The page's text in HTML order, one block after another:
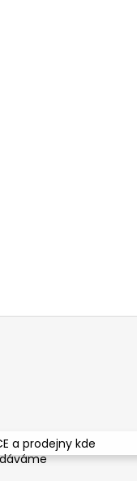
a prodejny kde